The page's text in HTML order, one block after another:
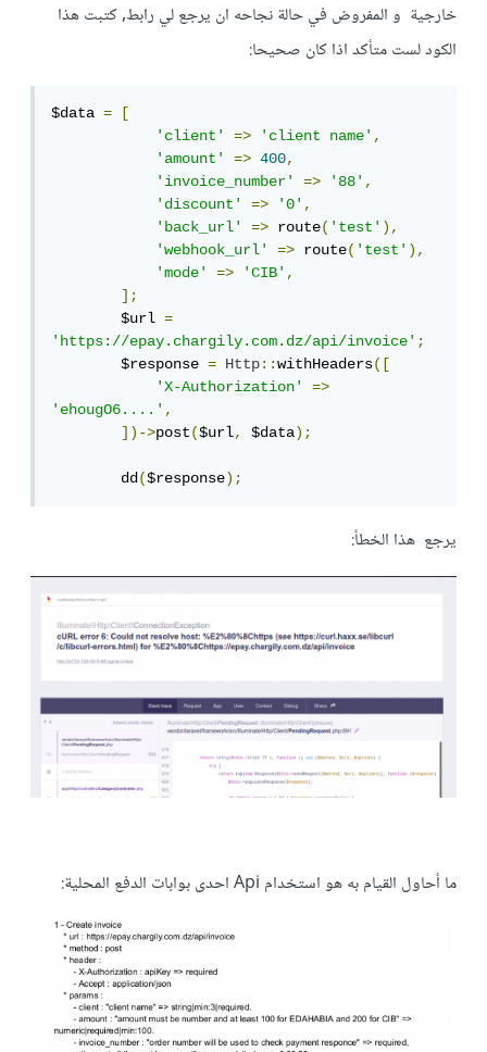
خارجية و المفروض في حالة نجاحه ان يرجع لي رابط, كتبت هذا
الكود لست متأكد اذا كان صحيحا:
$data =
[
'client‌'
=> 'client‌ ‌name',
'amount‌'
=> 400,
'invoice_number‌'
=> '88',
'discount‌'
=> '0',
'back_url‌'
=> route('test'),
'webhook_url‌'
=> route('test'),
'mode‌'
=> 'CIB',
];
        $url
=
'‌https://epay.chargily.com.dz/api/invoice';
        $response
= Http::withHeaders([
'X-Authorization'
=>
'ehougO6....',
])->post($url, $data);
        dd
($response);
يرجع هذا الخطأ:
ما أحاول القيام به هو استخدام Api احدى بوابات الدفع المحلية: